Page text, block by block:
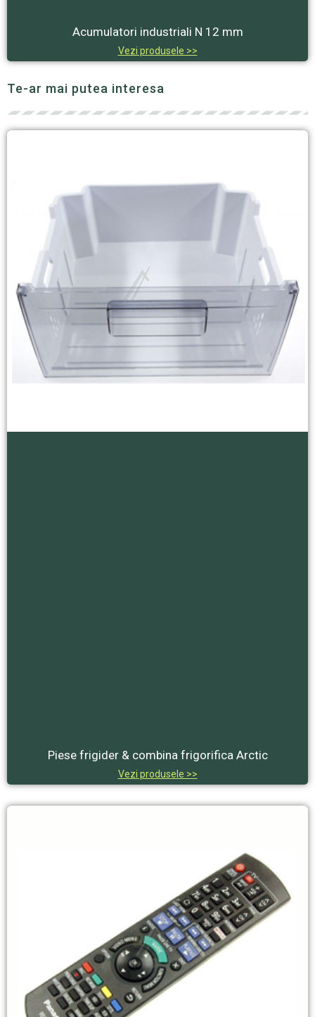
Acumulatori industriali N 12 mm
Vezi produsele >>
Te-ar mai putea interesa
Piese frigider & combina frigorifica Arctic
Vezi produsele >>